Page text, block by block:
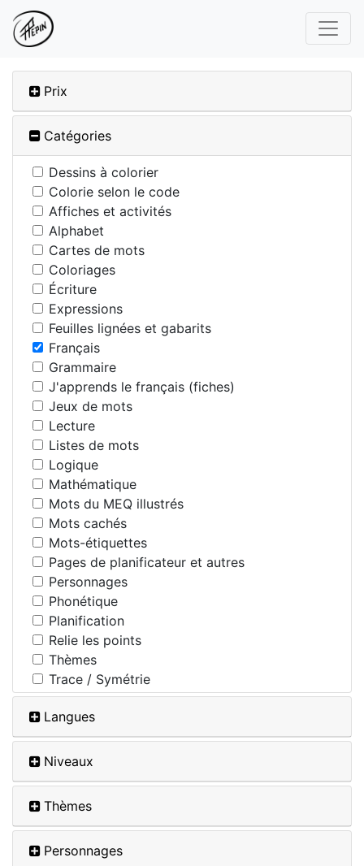
Prix
Catégories
Dessins à colorier
Colorie selon le code
Affiches et activités
Alphabet
Cartes de mots
Coloriages
Écriture
Expressions
Feuilles lignées et gabarits
Français
Grammaire
J'apprends le français (fiches)
Jeux de mots
Lecture
Listes de mots
Logique
Mathématique
Mots du MEQ illustrés
Mots cachés
Mots-étiquettes
Pages de planificateur et autres
Personnages
Phonétique
Planification
Relie les points
Thèmes
Trace / Symétrie
Langues
Niveaux
Thèmes
Personnages